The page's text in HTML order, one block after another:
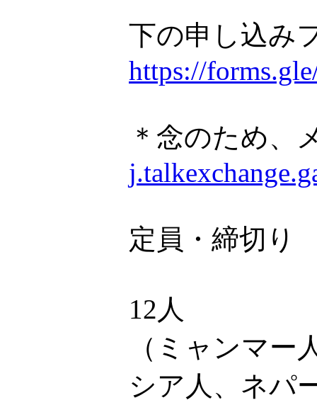
下の申し込み
https://
＊念のため、
定員・締切り
12人
（ミャンマ
シア人、ネパ